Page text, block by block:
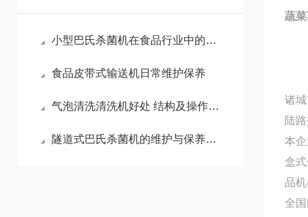
小型巴氏杀菌机在食品行业中的应用分析
食品皮带式输送机日常维护保养
气泡清洗清洗机好处 结构及操作步骤
隧道式巴氏杀菌机的维护与保养要点
蔬
诸
陆
本
盒
品
全